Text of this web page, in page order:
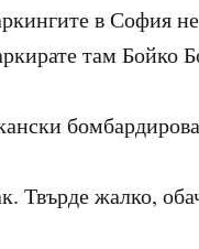
в София
там Бойко
Твърде жалко,